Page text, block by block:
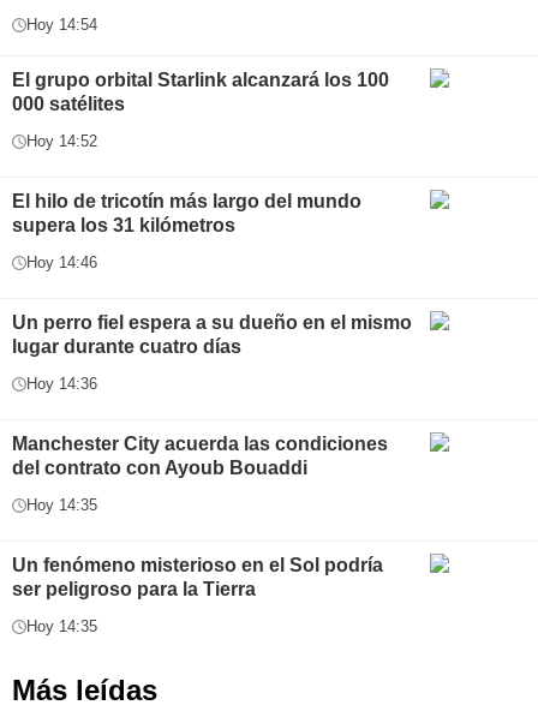
Hoy 14:54
El grupo orbital Starlink alcanzará los 100
000 satélites
Hoy 14:52
El hilo de tricotín más largo del mundo
supera los 31 kilómetros
Hoy 14:46
Un perro fiel espera a su dueño en el mismo
lugar durante cuatro días
Hoy 14:36
Manchester City acuerda las condiciones
del contrato con Ayoub Bouaddi
Hoy 14:35
Un fenómeno misterioso en el Sol podría
ser peligroso para la Tierra
Hoy 14:35
Más leídas